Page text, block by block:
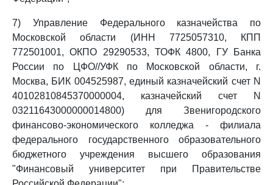
7) Управление Федерального казначейства по
Московской области (ИНН 7725057310, КПП
772501001, ОКПО 29290533, ТОФК 4800, ГУ Банка
России по ЦФО//УФК по Московской области, г.
Москва, БИК 004525987, единый казначейский счет N
40102810845370000004, казначейский счет N
03211643000000014800) для Звенигородского
финансово-экономического колледжа - филиала
федерального государственного образовательного
бюджетного учреждения высшего образования
"Финансовый университет при Правительстве